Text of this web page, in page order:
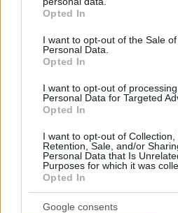
grant or deny consent to Google
use your data for below specified
consent section.
Opted In
I want to opt-out of the Sale
Personal Data.
Opted In
I want to opt-out of
Personal Data for Targeted
Opted In
I want to opt-out of Collection,
Retention, Sale, and/or
Personal Data that Is
Purposes for which it was
Opted In
Google consents
που δεν πρόλαβε να
μπορεί ν' αλλάξει τη
έκρηξης
08.08.2026, 18:08